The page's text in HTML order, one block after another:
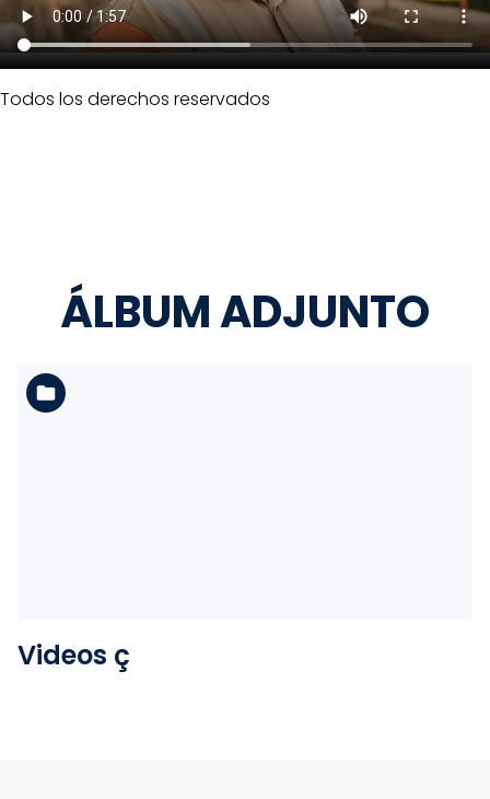
Todos los derechos reservados
ÁLBUM ADJUNTO
Videos ç